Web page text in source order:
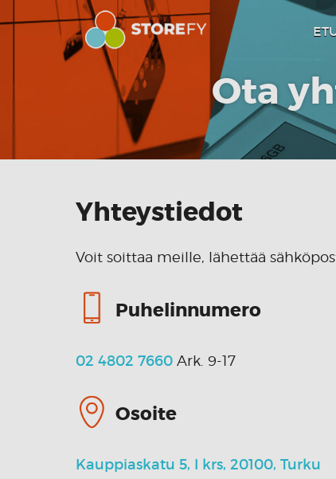
Ota
Yhteystiedot
Voit soittaa meille, lähettää
Puhelinnumero
02 4802 7660 Ark. 9-17
Osoite
Kauppiaskatu 5, I krs, 20100, Turku